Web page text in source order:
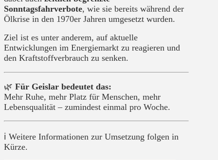
Sonntagsfahrverbote, wie sie bereits während der
Ölkrise in den 1970er Jahren umgesetzt wurden.
Ziel ist es unter anderem, auf aktuelle
Entwicklungen im Energiemarkt zu reagieren und
den Kraftstoffverbrauch zu senken.
🌿 Für Geislar bedeutet das:
Mehr Ruhe, mehr Platz für Menschen, mehr
Lebensqualität – zumindest einmal pro Woche.
ℹ️ Weitere Informationen zur Umsetzung folgen in
Kürze.